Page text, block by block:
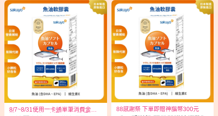
8/7~8/31使用一卡通單筆消費金額
88感謝祭 下單即贈神腦幣300元